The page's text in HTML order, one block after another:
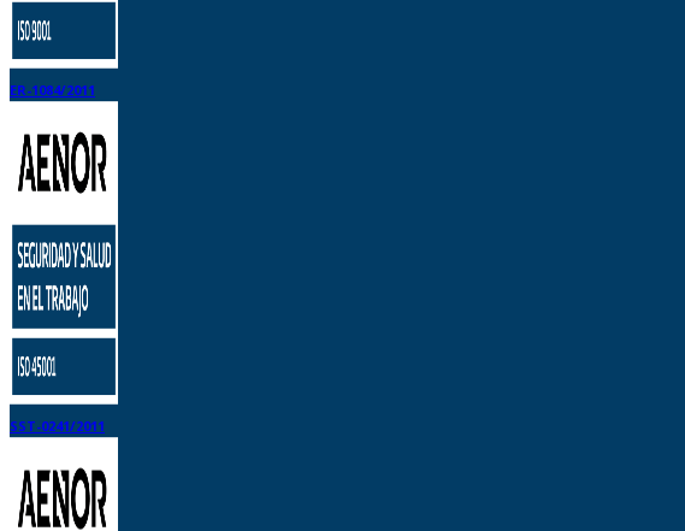
ER-1084/2011
SST-0241/2011